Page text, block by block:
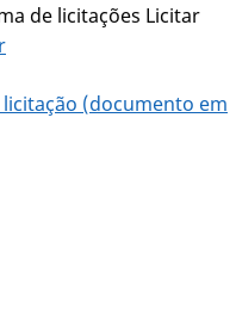
de licitações Licitar
(documento em